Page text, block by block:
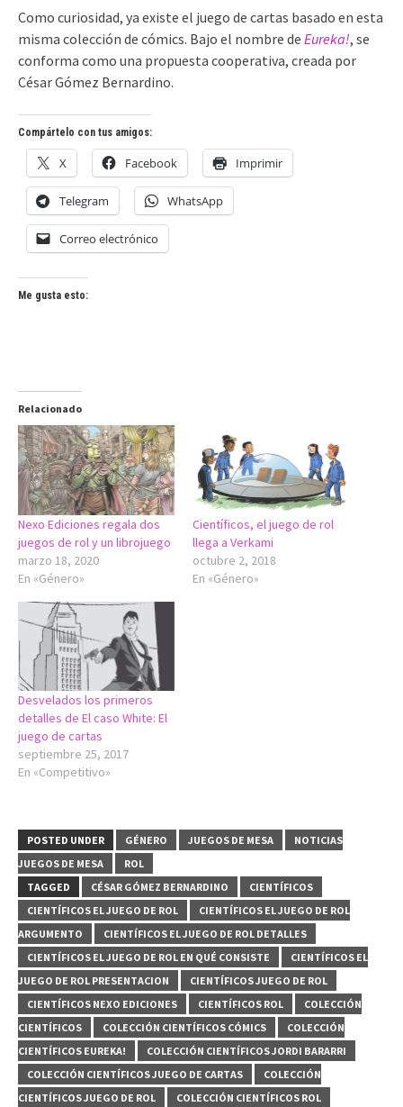
Como curiosidad, ya existe el juego de cartas basado en esta
misma colección de cómics. Bajo el nombre de Eureka!, se
conforma como una propuesta cooperativa, creada por
César Gómez Bernardino.
Compártelo con tus amigos:
X Facebook Imprimir
Telegram WhatsApp
Correo electrónico
Me gusta esto:
Relacionado
Nexo Ediciones regala dos
juegos de rol y un librojuego
marzo 18, 2020
En «Género»
Científicos, el juego de rol
llega a Verkami
octubre 2, 2018
En «Género»
Desvelados los primeros
detalles de El caso White: El
juego de cartas
septiembre 25, 2017
En «Competitivo»
POSTED UNDER GÉNERO JUEGOS DE MESA
NOTICIAS
JUEGOS DE MESA
ROL
TAGGED
CÉSAR GÓMEZ BERNARDINO
CIENTÍFICOS
CIENTÍFICOS EL JUEGO DE ROL
CIENTÍFICOS EL JUEGO DE ROL
ARGUMENTO
CIENTÍFICOS EL JUEGO DE ROL DETALLES
CIENTÍFICOS EL JUEGO DE ROL EN QUÉ CONSISTE
CIENTÍFICOS EL
JUEGO DE ROL PRESENTACION
CIENTÍFICOS JUEGO DE ROL
CIENTÍFICOS NEXO EDICIONES
CIENTÍFICOS ROL
COLECCIÓN
CIENTÍFICOS
COLECCIÓN CIENTÍFICOS CÓMICS
COLECCIÓN
CIENTÍFICOS EUREKA!
COLECCIÓN CIENTÍFICOS JORDI BARARRI
COLECCIÓN CIENTÍFICOS JUEGO DE CARTAS
COLECCIÓN
CIENTÍFICOS JUEGO DE ROL
COLECCIÓN CIENTÍFICOS ROL